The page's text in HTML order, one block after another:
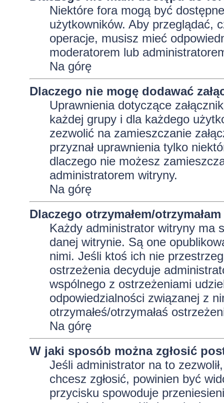
Niektóre fora mogą być
użytkowników. Aby przeglądać,
operacje, musisz mieć
moderatorem lub
Na górę
Dlaczego nie mogę dodawać
Uprawnienia dotyczące
każdej grupy i dla każdego
zezwolić na zamieszczanie
przyznał uprawnienia tylko
dlaczego nie możesz
administratorem witryny.
Na górę
Dlaczego otrzymałem/
Każdy administrator witryny ma
danej witrynie. Są one
nimi. Jeśli ktoś ich nie
ostrzeżenia decyduje
wspólnego z ostrzeżeniami
odpowiedzialności związanej z
otrzymałeś/otrzymałaś
Na górę
W jaki sposób można zgłosić
Jeśli administrator na to
chcesz zgłosić, powinien być
przycisku spowoduje